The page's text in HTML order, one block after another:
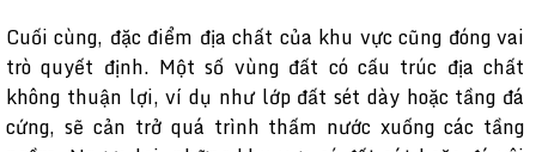
Cuối cùng, đặc điểm địa chất của khu vực cũng đóng vai
trò quyết định. Một số vùng đất có cấu trúc địa chất
không thuận lợi, ví dụ như lớp đất sét dày hoặc tầng đá
cứng, sẽ cản trở quá trình thấm nước xuống các tầng